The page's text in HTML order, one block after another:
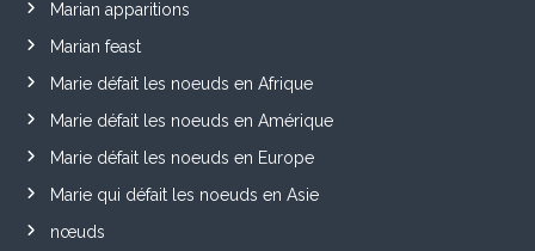
Marian apparitions
Marian feast
Marie défait les noeuds en Afrique
Marie défait les noeuds en Amérique
Marie défait les noeuds en Europe
Marie qui défait les noeuds en Asie
nœuds